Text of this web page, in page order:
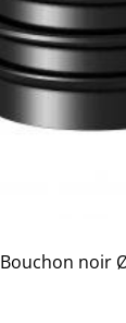
Bouchon noir